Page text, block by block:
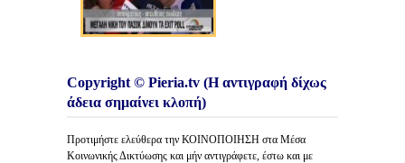
Copyright © Pieria.tv (Η αντιγραφή δίχως
άδεια σημαίνει κλοπή)
Προτιμήστε ελεύθερα την ΚΟΙΝΟΠΟΙΗΣΗ στα Μέσα
Κοινωνικής Δικτύωσης και μήν αντιγράφετε, έστω και με